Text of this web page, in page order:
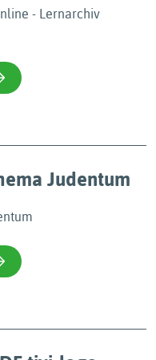
- Lernarchiv
Judentum